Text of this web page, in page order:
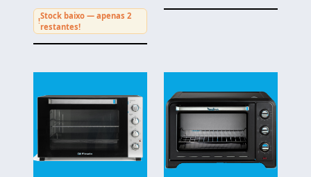
!
Stock baixo — apenas 2
restantes!